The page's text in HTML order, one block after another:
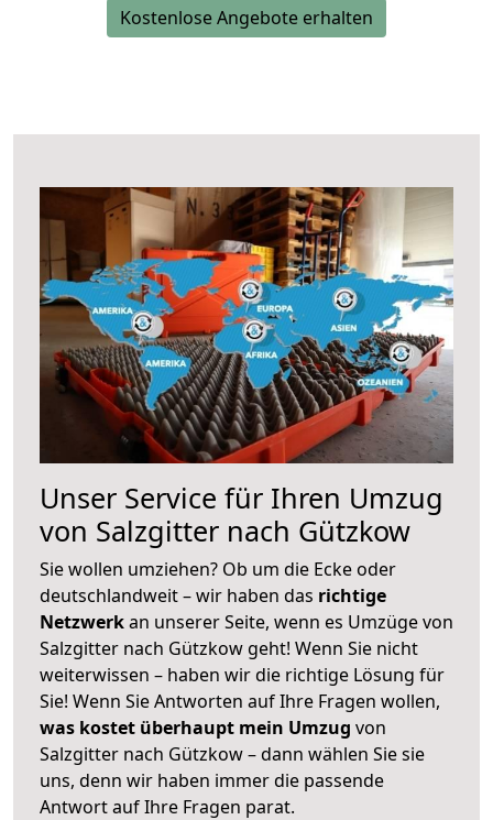
Kostenlose Angebote erhalten
Unser Service für Ihren Umzug
von Salzgitter nach Gützkow
Sie wollen umziehen? Ob um die Ecke oder
deutschlandweit – wir haben das richtige
Netzwerkan unserer Seite, wenn es Umzüge von
Salzgitter nach Gützkow geht! Wenn Sie nicht
weiterwissen – haben wir die richtige Lösung für
Sie! Wenn Sie Antworten auf Ihre Fragen wollen,
was kostet überhaupt mein Umzug von
Salzgitter nach Gützkow – dann wählen Sie sie
uns, denn wir haben immer die passende
Antwort auf Ihre Fragen parat.